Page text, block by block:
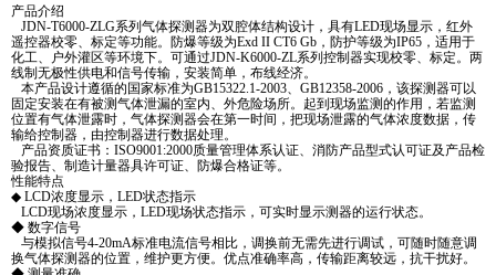
产品介绍
JDN-T6000-ZLG系列气体探测器为双腔体结构设计，具有LED现场显示，红外
遥控器校零、标定等功能。防爆等级为Exd II CT6 Gb，防护等级为IP65，适用于
化工、户外灌区等环境下。可通过JDN-K6000-ZL系列控制器实现校零、标定。两
线制无极性供电和信号传输，安装简单，布线经济。
本产品设计遵循的国家标准为GB15322.1-2003、GB12358-2006，该探测器可以
固定安装在有被测气体泄漏的室内、外危险场所。起到现场监测的作用，若监测
位置有气体泄露时，气体探测器会在第一时间，把现场泄露的气体浓度数据，传
输给控制器，由控制器进行数据处理。
产品资质证书：ISO9001:2000质量管理体系认证、消防产品型式认可证及产品检
验报告、制造计量器具许可证、防爆合格证等。
性能特点
◆ LCD浓度显示，LED状态指示
LCD现场浓度显示，LED现场状态指示，可实时显示测器的运行状态。
◆ 数字信号
与模拟信号4-20mA标准电流信号相比，调换前无需先进行调试，可随时随意调
换气体探测器的位置，维护更方便。优点准确率高，传输距离较远，抗干扰好。